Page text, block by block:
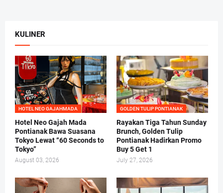
KULINER
HOTEL NEO GAJAHMADA
Hotel Neo Gajah Mada
Pontianak Bawa Suasana
Tokyo Lewat “60 Seconds to
Tokyo”
August 03, 2026
GOLDEN TULIP PONTIANAK
Rayakan Tiga Tahun Sunday
Brunch, Golden Tulip
Pontianak Hadirkan Promo
Buy 5 Get 1
July 27, 2026